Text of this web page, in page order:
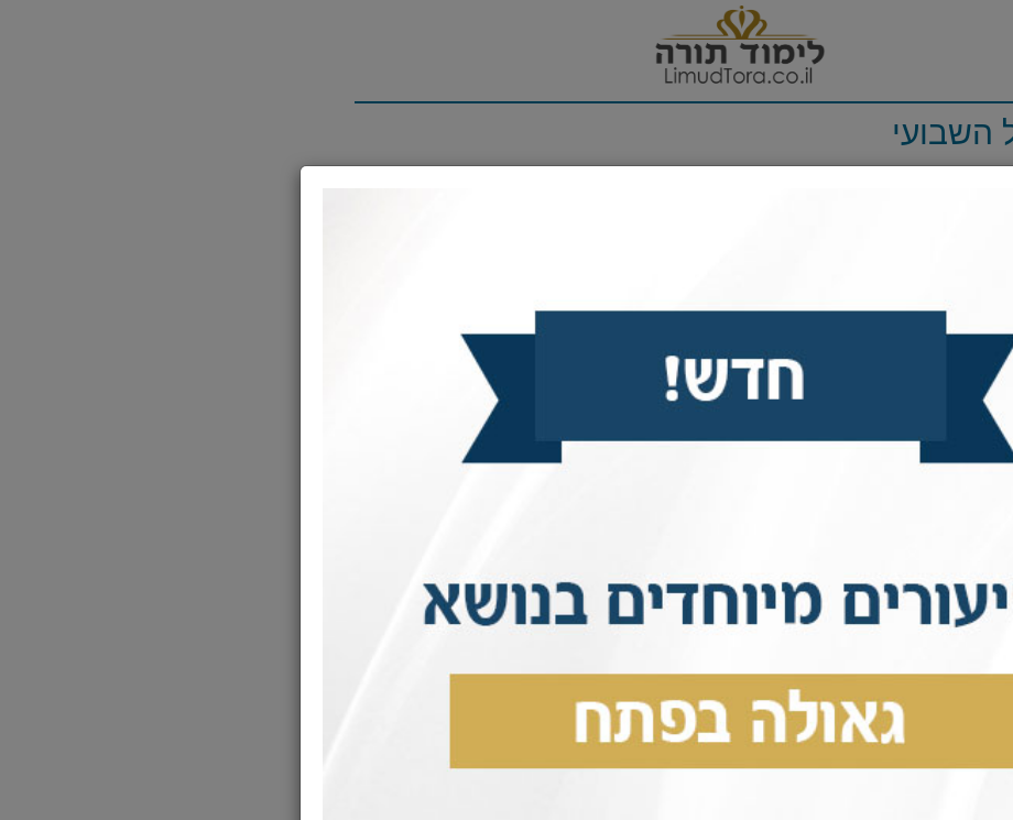
השבועי
הייתה בדיוק שעת השיעור.
'ניסיון' לא פשוט... על אף שחשש להפסיד את ההזדמנות שכה ציפה לה, הוא
החברה, שלא יוכל לבוא בשעה שנקבעה לראיון, מאחר שאינו מוכן להפסיד
להפתעתו, השיב האיש באדיבות, שאין שום בעיה לקבוע לשעה מאוחרת
מיד לאחר השיעור, יצא יחזקאל ברכבו לכוון העיר. לפתע הוא חש ריח של
באמונה שבוודאי הכול לטובה.
בדחיפות לעיר, הציע לו טרמפ עד הכניסה לעיר.